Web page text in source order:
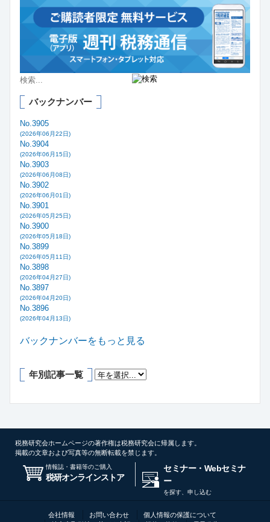
バックナンバー
No.3905
(2026年06月22日)
No.3904
(2026年06月15日)
No.3903
(2026年06月08日)
No.3902
(2026年06月01日)
No.3901
(2026年05月25日)
No.3900
(2026年05月18日)
No.3899
(2026年05月11日)
No.3898
(2026年04月27日)
No.3897
(2026年04月20日)
No.3896
(2026年04月13日)
バックナンバーをもっと見る
年別記事一覧
税務研究会ホームページの著作権は税務研究会に帰属します。
掲載の文章および写真等の無断転載を禁じます。
情報誌・書籍等のご購入
税研オンラインストア
セミナー・Webセミナ
ー
を探す、申し込む
会社情報 お問い合わせ
個人情報の保護について